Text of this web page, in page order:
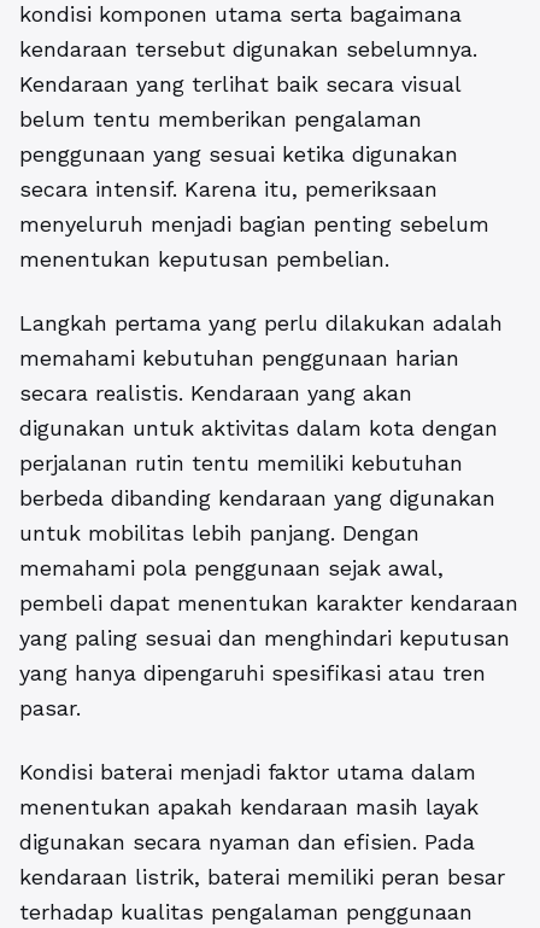
kondisi komponen utama serta bagaimana
kendaraan tersebut digunakan sebelumnya.
Kendaraan yang terlihat baik secara visual
belum tentu memberikan pengalaman
penggunaan yang sesuai ketika digunakan
secara intensif. Karena itu, pemeriksaan
menyeluruh menjadi bagian penting sebelum
menentukan keputusan pembelian.
Langkah pertama yang perlu dilakukan adalah
memahami kebutuhan penggunaan harian
secara realistis. Kendaraan yang akan
digunakan untuk aktivitas dalam kota dengan
perjalanan rutin tentu memiliki kebutuhan
berbeda dibanding kendaraan yang digunakan
untuk mobilitas lebih panjang. Dengan
memahami pola penggunaan sejak awal,
pembeli dapat menentukan karakter kendaraan
yang paling sesuai dan menghindari keputusan
yang hanya dipengaruhi spesifikasi atau tren
pasar.
Kondisi baterai menjadi faktor utama dalam
menentukan apakah kendaraan masih layak
digunakan secara nyaman dan efisien. Pada
kendaraan listrik, baterai memiliki peran besar
terhadap kualitas pengalaman penggunaan